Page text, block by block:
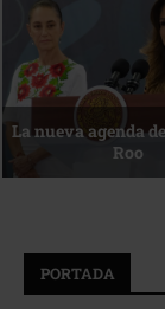
Reconocimiento
PORTADA